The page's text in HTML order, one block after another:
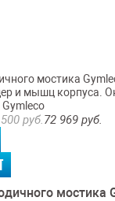
мостика
и мышц корпуса.
Gymleco
руб.72 969 руб.